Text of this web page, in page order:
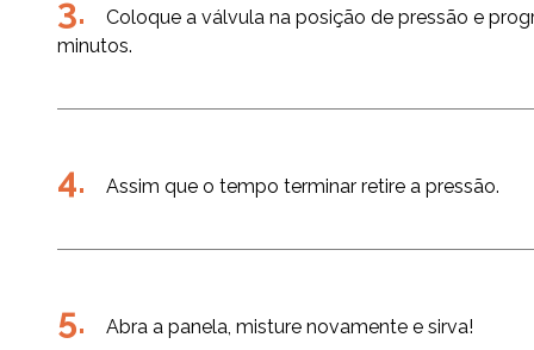
Coloque a válvula na posição de pressão e
minutos.
Assim que o tempo terminar retire a pressão.
Abra a panela, misture novamente e sirva!